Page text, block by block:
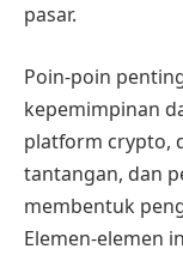
pasar.
Poin-poin
kepemimpinan
platform crypto,
tantangan, dan
membentuk
Elemen-elemen